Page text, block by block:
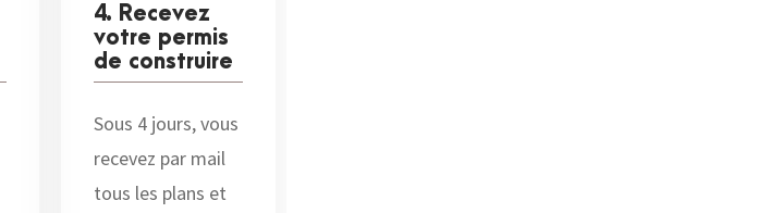
4. Recevez
votre permis
de construire
Sous 4 jours, vous
recevez par mail
tous les plans et